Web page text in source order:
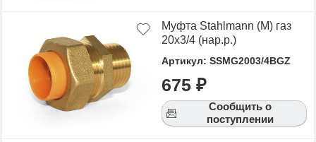
Муфта Stahlmann (M) газ
20х3/4 (нар.р.)
Артикул: SSMG2003/4BGZ
675 ₽
Сообщить о
поступлении